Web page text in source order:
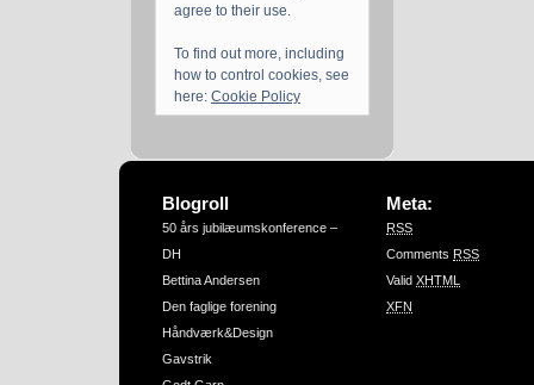
agree to their use.
To find out more, including
how to control cookies, see
here: Cookie Policy
Blogroll
50 års jubilæumskonference –
DH
Bettina Andersen
Den faglige forening
Håndværk&Design
Gavstrik
Meta:
RSS
Comments RSS
Valid XHTML
XFN